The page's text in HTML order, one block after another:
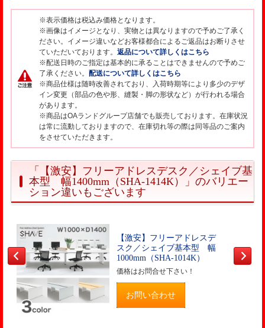
※表示価格は税込み価格となります。
※画像はイメージとなり、実物とは異なりますので予めご了承く
ださい。イメージ違いなどお客様都合によるご返品はお断りさせ
ていただいております。返品について詳しくはこちら
※配送日時のご指定は基本的に承ることはできませんので予めご
了承ください。 配送について詳しくはこちら
※商品仕様は随時改善されており、入荷時期等により多少のデザ
イン変更（部品の色や形、縫製・脚の形状など）が行われる場合
があります。
※商品はOAランドグループ店舗でも販売しております。在庫状況
は常に流動しておりますので、在庫切れ等の際は同等品のご案内
をさせていただきます。
「【激安】フリーアドレスデスク／シェイブ基
本型 幅1400mm（SHA-1414K）」のバリエー
ション違いもございます
【激安】フリーアドレスデ
スク／シェイブ基本型 幅
1000mm（SHA-1014K）
価格はお問合せ下さい！
お問い合わせ